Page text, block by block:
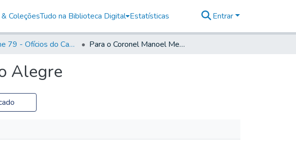
ColeçõesTudo na Biblioteca Digital Estatísticas Entrar
Volume 79 - Ofícios do Capitão General Martim Lopes Lobo de Saldanha (1777) Para o Coronel Manoel Mexia Leyte Porto Alegre
Alegre